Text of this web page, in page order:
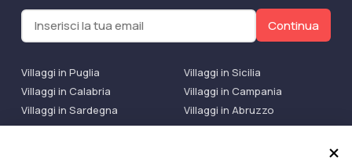
Continua
Villaggi in Puglia
Villaggi in Sicilia
Villaggi in Calabria
Villaggi in Campania
Villaggi in Sardegna
Villaggi in Abruzzo
Villaggi Bluserena
Villaggi TH Resort